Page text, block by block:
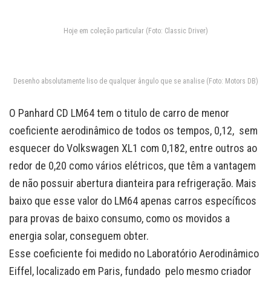
Hoje em coleção particular (Foto: Classic Driver)
Desenho absolutamente liso de qualquer ângulo que se analise (Foto: Motors DB)
O Panhard CD LM64 tem o titulo de carro de menor
coeficiente aerodinâmico de todos os tempos, 0,12, sem
esquecer do Volkswagen XL1 com 0,182, entre outros ao
redor de 0,20 como vários elétricos, que têm a vantagem
de não possuir abertura dianteira para refrigeração. Mais
baixo que esse valor do LM64 apenas carros específicos
para provas de baixo consumo, como os movidos a
energia solar, conseguem obter.
Esse coeficiente foi medido no Laboratório Aerodinâmico
Eiffel, localizado em Paris, fundado pelo mesmo criador